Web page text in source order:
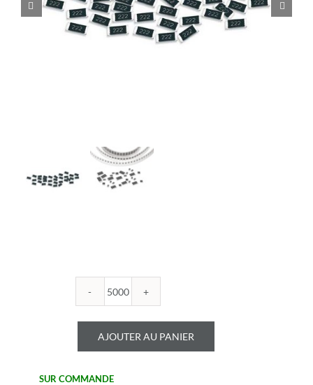
 
quantité
ROYALOHM
-
R1206B
AJOUTER AU PANIER
SUR COMMANDE